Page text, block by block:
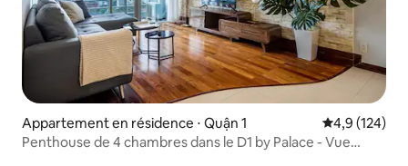
Appartement en résidence ⋅ Quận 1 Évaluation
4,9 (124)
Penthouse de 4 chambres dans le D1 by Palace - Vue